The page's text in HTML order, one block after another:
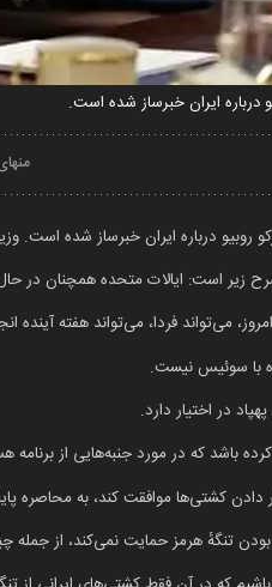
درباره ایران خبرساز شده است.
روبیو درباره ایران خبرساز شده است.
زیر است: ایالات متحده همچنان در
می‌تواند فردا، می‌تواند هفته آینده
با سوئیس نیست.
در اختیار دارد.
باشد که در مورد جنبه‌هایی از برنامه
دادن کشتی‌ها موافقت کند، به محاصره
تنگهٔ هرمز حمایت نمی‌کند، از جمله